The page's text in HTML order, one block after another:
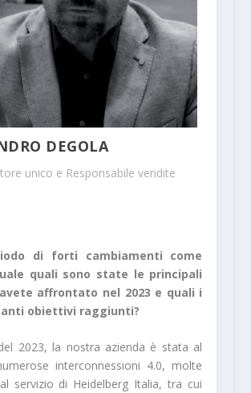
DEGOLA
unico e Responsabile vendite
di forti cambiamenti come
quali sono state le principali
affrontato nel 2023 e quali i
obiettivi raggiunti?
2023, la nostra azienda è stata al
interconnessioni 4.0, molte
servizio di Heidelberg Italia, tra cui